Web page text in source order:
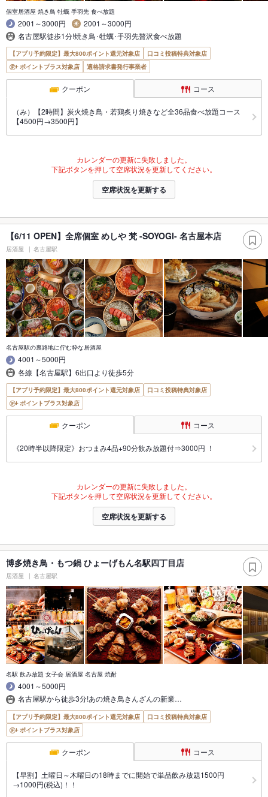
個室居酒屋 焼き鳥 牡蠣 手羽先 食べ放題
2001～3000円
2001～3000円
名古屋駅徒歩1分!焼き鳥･牡蠣･手羽先贅沢食べ放題
【アプリ予約限定】最大800ポイント還元対象店
口コミ投稿特典対象店
ポイントプラス対象店
適格請求書発行事業者
クーポン コース
（み）【2時間】炭火焼き鳥・若鶏炙り焼きなど全36品食べ放題コース
【4500円→3500円】
カレンダーの更新に失敗しました。
下記ボタンを押して空席状況を更新してください。
空席状況を更新する
【6/11 OPEN】全席個室 めしや 梵 -SOYOGI- 名古屋本店
居酒屋 名古屋駅
名古屋駅の裏路地に佇む粋な居酒屋
4001～5000円
各線【名古屋駅】6出口より徒歩5分
【アプリ予約限定】最大800ポイント還元対象店
口コミ投稿特典対象店
ポイントプラス対象店
クーポン コース
《20時半以降限定》おつまみ4品+90分飲み放題付⇒3000円 ！
カレンダーの更新に失敗しました。
下記ボタンを押して空席状況を更新してください。
空席状況を更新する
博多焼き鳥・もつ鍋 ひょーげもん名駅四丁目店
居酒屋 名古屋駅
名駅 飲み放題 女子会 居酒屋 名古屋 焼酎
4001～5000円
名古屋駅から徒歩3分!あの焼き鳥きんざんの新業…
【アプリ予約限定】最大800ポイント還元対象店
口コミ投稿特典対象店
ポイントプラス対象店
クーポン コース
【早割】土曜日～木曜日の18時までに開始で単品飲み放題1500円
→1000円(税込)！！